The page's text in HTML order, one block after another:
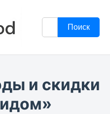
Поиск
и скидки